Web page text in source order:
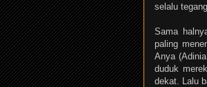
selalu
Sama
paling
Anya
duduk
dekat. Lalu